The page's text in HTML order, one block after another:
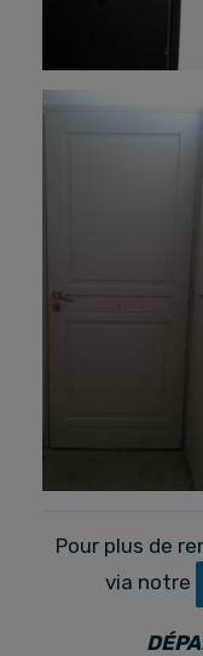
Pour plus de
via notre